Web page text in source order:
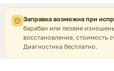
Заправка возможна при
барабан или лезвие
восстановление, стоимость
Диагностика бесплатно.